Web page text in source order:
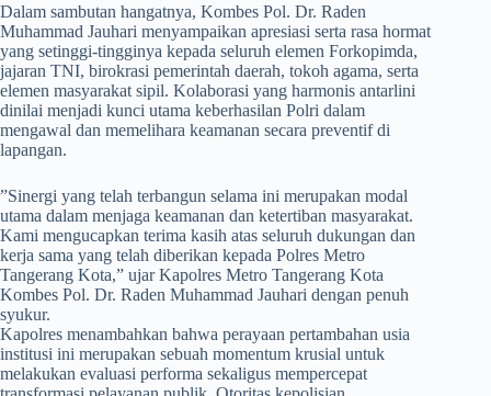
​Dalam sambutan hangatnya, Kombes Pol. Dr. Raden
Muhammad Jauhari menyampaikan apresiasi serta rasa hormat
yang setinggi-tingginya kepada seluruh elemen Forkopimda,
jajaran TNI, birokrasi pemerintah daerah, tokoh agama, serta
elemen masyarakat sipil. Kolaborasi yang harmonis antarlini
dinilai menjadi kunci utama keberhasilan Polri dalam
mengawal dan memelihara keamanan secara preventif di
lapangan.
​”Sinergi yang telah terbangun selama ini merupakan modal
utama dalam menjaga keamanan dan ketertiban masyarakat.
Kami mengucapkan terima kasih atas seluruh dukungan dan
kerja sama yang telah diberikan kepada Polres Metro
Tangerang Kota,” ujar Kapolres Metro Tangerang Kota
Kombes Pol. Dr. Raden Muhammad Jauhari dengan penuh
syukur.
Kapolres menambahkan bahwa perayaan pertambahan usia
institusi ini merupakan sebuah momentum krusial untuk
melakukan evaluasi performa sekaligus mempercepat